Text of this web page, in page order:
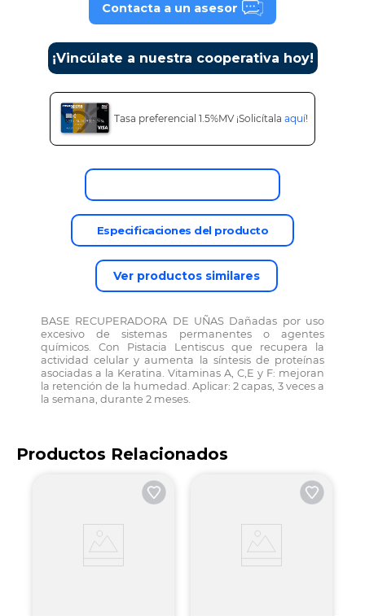
Contacta a un asesor
¡Vincúlate a nuestra cooperativa hoy!
Tasa preferencial 1.5%MV ¡Solicítala aquí!
Especificaciones del producto
Ver productos similares
BASE RECUPERADORA DE UÑAS Dañadas por uso
excesivo de sistemas permanentes o agentes
químicos. Con Pistacia Lentiscus que recupera la
actividad celular y aumenta la síntesis de proteínas
asociadas a la Keratina. Vitaminas A, C,E y F: mejoran
la retención de la humedad. Aplicar: 2 capas, 3 veces a
la semana, durante 2 meses.
Productos Relacionados